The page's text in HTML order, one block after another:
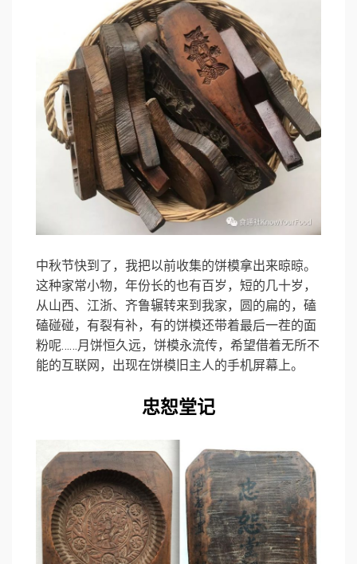
中秋节快到了，我把以前收集的饼模拿出来晾晾。
这种家常小物，年份长的也有百岁，短的几十岁，
从山西、江浙、齐鲁辗转来到我家，圆的扁的，磕
磕碰碰，有裂有补，有的饼模还带着最后一茬的面
粉呢……月饼恒久远，饼模永流传，希望借着无所不
能的互联网，出现在饼模旧主人的手机屏幕上。
忠恕堂记